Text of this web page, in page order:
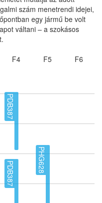
szám menetrendi idejei,
egy jármű be volt
váltani – a szokásos
F4
PDB387
PDB387
F5
PHG628
F6